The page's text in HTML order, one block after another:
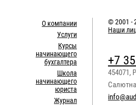
О компании
Услуги
Курсы
начинающего
бухгалтера
Школа
начинающего
юриста
Журнал
© 2001 -
Наши
+7
454071,